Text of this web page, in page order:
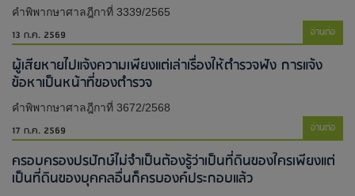
คำพิพากษาศาลฎีกาที่ 3339/2565
13 ก.ค. 2569 อ่านต่อ
ผู้เสียหายไปแจ้งความเพียงแต่เล่าเรื่องให้ตำรวจฟัง การแจ้ง
ข้อหาเป็นหน้าที่ของตำรวจ
คำพิพากษาศาลฎีกาที่ 3672/2568
17 ก.ค. 2569 อ่านต่อ
ครอบครองปรปักษ์ไม่จำเป็นต้องรู้ว่าเป็นที่ดินของใครเพียงแต่
เป็นที่ดินของบุคคลอื่นก็ครบองค์ประกอบแล้ว